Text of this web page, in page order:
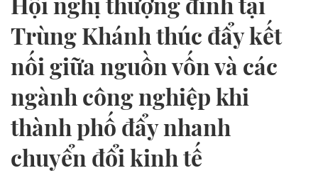
Trùng Khánh thúc đẩy kết
nối giữa nguồn vốn và các
ngành công nghiệp khi
thành phố đẩy nhanh
chuyển đổi kinh tế